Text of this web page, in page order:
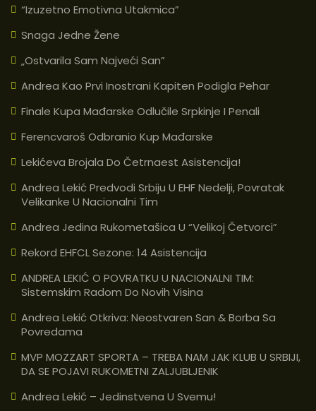
“Izuzetno Emotivna Utakmica”
Snaga Jedne Žene
„Ostvarila Sam Najveći San”
Andrea Kao Prvi Inostrani Kapiten Podigla Pehar
Finale Kupa Mađarske Odlučile Srpkinje I Penali
Ferencvaroš Odbranio Kup Mađarske
Lekićeva Brojala Do Četrnaest Asistencija!
Andrea Lekić Predvodi Srbiju U EHF Nedelji, Povratak
Velikanke U Nacionalni Tim
Andrea Jedina Rukometašica U “velikoj Četvorci”
Rekord EHFCL Sezone: 14 Asistencija
ANDREA LEKIĆ O POVRATKU U NACIONALNI TIM:
Sistemskim Radom Do Novih Visina
Andrea Lekić Otkriva: Neostvaren San & Borba Sa
Povredama
MVP MOZZART SPORTA – TREBA NAM JAK KLUB U SRBIJI,
DA SE POJAVI RUKOMETNI ZALJUBLJENIK
Andrea Lekić – Jedinstvena U Svemu!